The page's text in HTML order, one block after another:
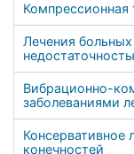
Компрессионная
Лечения
Вибрационно-
заболеваниями
Консервативное
конечностей